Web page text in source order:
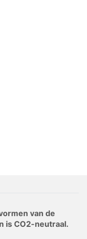
van de
is CO2-neutraal.